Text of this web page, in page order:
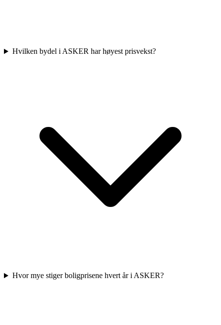
Hvilken bydel i ASKER har høyest prisvekst?
Hvor mye stiger boligprisene hvert år i ASKER?